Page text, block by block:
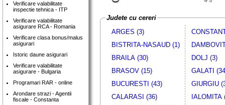
Verificare valabilitate
inspectie tehnica - ITP
Verificare valabilitate
asigurare RCA - Romania
Verificare clasa bonus/malus
asigurari
Istoric daune asigurari
Verificare valabilitate
asigurare - Bulgaria
Programari RAR - online
Arondare strazi - Agentii
fiscale - Constanta
Judete cu cereri
ARGES (3)
BISTRITA-NASAUD (1)
BRAILA (30)
BRASOV (15)
BUCURESTI (43)
CALARASI (36)
DOLJ (3)
GALATI
GIURGIU
IALOMITA